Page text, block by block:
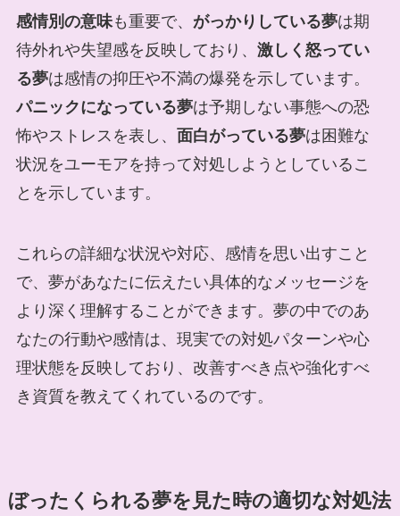
感情別の意味も重要で、 がっかりしている夢は期
待外れや失望感を反映しており、 激しく怒ってい
る夢は感情の抑圧や不満の爆発を示しています。
パニックになっている夢は予期しない事態への恐
怖やストレスを表し、 面白がっている夢は困難な
状況をユーモアを持って対処しようとしているこ
とを示しています。
これらの詳細な状況や対応、感情を思い出すこと
で、夢があなたに伝えたい具体的なメッセージを
より深く理解することができます。夢の中でのあ
なたの行動や感情は、現実での対処パターンや心
理状態を反映しており、改善すべき点や強化すべ
き資質を教えてくれているのです。
ぼったくられる夢を見た時の適切な対処法